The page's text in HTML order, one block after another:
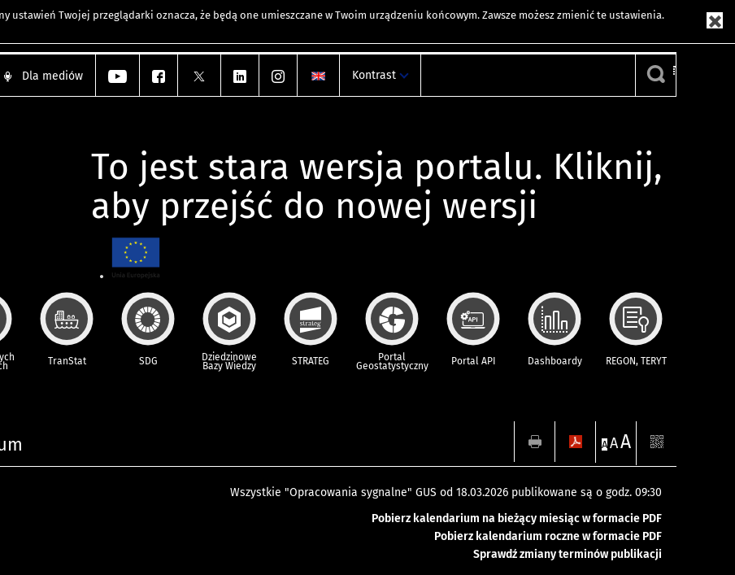
ustawień Twojej przeglądarki oznacza, że będą one umieszczane w Twoim urządzeniu końcowym. Zawsze możesz zmienić te ustawienia.
Dla mediów Kontrast
To jest stara wersja portalu. Kliknij,
aby przejść do nowej wersji
TranStat SDG Dziedzinowe
Bazy Wiedzy STRATEG Portal
Geostatystyczny Portal API Dashboardy REGON, TERYT
A AA
Wszystkie "Opracowania sygnalne" GUS od 18.03.2026 publikowane są o godz. 09:30
Pobierz kalendarium na bieżący miesiąc w formacie PDF
Pobierz kalendarium roczne w formacie PDF
Sprawdź zmiany terminów publikacji